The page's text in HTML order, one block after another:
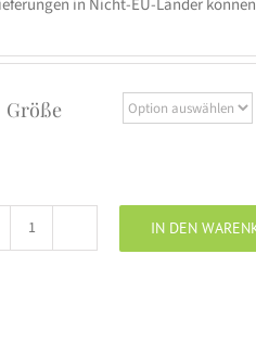
in Nicht-EU-Länder
Größe
ELIAS
IN DEN